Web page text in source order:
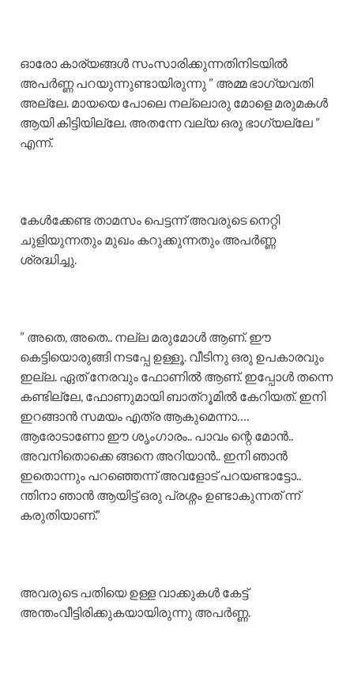
ഓരോ കാര്യങ്ങൾ സംസാരിക്കുന്നതിനിടയിൽ
അപർണ്ണ പറയുന്നുണ്ടായിരുന്നു ” അമ്മ ഭാഗ്യവതി
അല്ലേ. മായയെ പോലെ നല്ലൊരു മോളെ മരുമകൾ
ആയി കിട്ടിയില്ലേ. അതന്നേ വല്യ ഒരു ഭാഗ്യല്ലേ ”
എന്ന്.
കേൾക്കേണ്ട താമസം പെട്ടന്ന് അവരുടെ നെറ്റി
ചുളിയുന്നതും മുഖം കറുക്കുന്നതും അപർണ്ണ
ശ്രദ്ധിച്ചു.
” അതെ, അതെ.. നല്ല മരുമോൾ ആണ്. ഈ
കെട്ടിയൊരുങ്ങി നടപ്പേ ഉള്ളൂ. വീടിനു ഒരു ഉപകാരവും
ഇല്ല. ഏത് നേരവും ഫോണിൽ ആണ്. ഇപ്പോൾ തന്നെ
കണ്ടില്ലേ, ഫോണുമായി ബാത്‌റൂമിൽ കേറിയത്. ഇനി
ഇറങ്ങാൻ സമയം എത്ര ആകുമെന്നാ….
ആരോടാണോ ഈ ശൃംഗാരം.. പാവം ന്റെ മോൻ..
അവനിതൊക്കെ ങ്ങനെ അറിയാൻ.. ഇനി ഞാൻ
ഇതൊന്നും പറഞ്ഞെന്ന് അവളോട് പറയണ്ടാട്ടോ..
ന്തിനാ ഞാൻ ആയിട്ട് ഒരു പ്രശ്നം ഉണ്ടാകുന്നത് ന്ന്
കരുതിയാണ്.”
അവരുടെ പതിയെ ഉള്ള വാക്കുകൾ കേട്ട്
അന്തംവീട്ടിരിക്കുകയായിരുന്നു അപർണ്ണ.